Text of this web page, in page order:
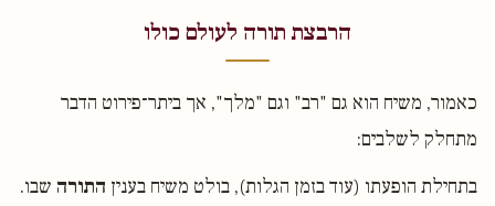
הרבצת תורה לעולם כולו
כאמור, משיח הוא גם "רב" וגם "מלך", אך ביתר־פירוט הדבר
מתחלק לשלבים:
בתחילת הופעתו (עוד בזמן הגלות), בולט משיח בענין התורה שבו.